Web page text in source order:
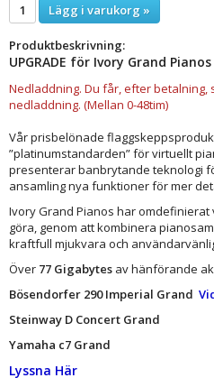
Lägg i varukorg »
Produktbeskrivning:
UPGRADE för Ivory Grand Pianos
Nedladdning. Du får, efter
nedladdning. (Mellan 0-48tim)
Vår prisbelönade
”platinumstandarden” för virtuellt
presenterar banbrytande teknologi
ansamling nya funktioner för mer
Ivory Grand Pianos har
göra, genom att kombinera
kraftfull mjukvara och
Över 77 Gigabytes av hänförande
Bösendorfer 290 Imperial Grand
Steinway D Concert Grand
Yamaha c7 Grand
Lyssna Här